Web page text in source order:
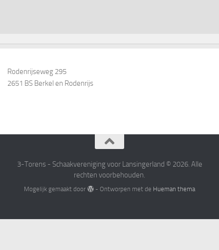
Rodenrijseweg 295
2651 BS Berkel en Rodenrijs
3-Torens - Schaakvereniging voor Lansingerland © 2026. Alle
rechten voorbehouden.
Mogelijk gemaakt door - Ontworpen met de Hueman thema